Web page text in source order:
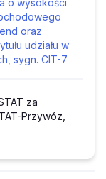
o wysokości
oraz
udziału w
sygn. CIT-7
za
Przywóz,